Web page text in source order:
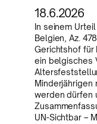
18.6.2026
In seinem
Belgien, Az.
Gerichtshof
ein belgisches
werden dürfen
UN-Sichtbar –